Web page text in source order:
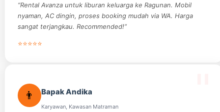
“Rental Avanza untuk liburan keluarga ke Ragunan. Mobil
nyaman, AC dingin, proses booking mudah via WA. Harga
sangat terjangkau. Recommended!”
⭐⭐⭐⭐⭐
👨 Bapak Andika
Karyawan, Kawasan Matraman